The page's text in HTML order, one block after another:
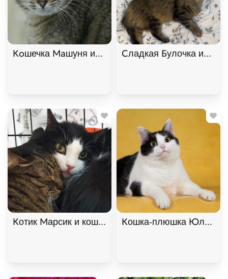
Кoшечка Maшуня ищет дом. В дар!, Полосатый,
Сладкая Булочка ищет
Котик Марсик и кошечка Фенечка - один дом на
Кошка-плюшка Юла в